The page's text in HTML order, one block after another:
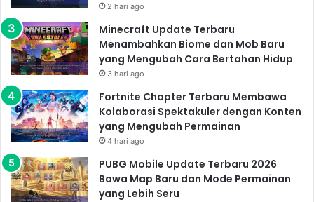
2 hari ago
Minecraft Update Terbaru
Menambahkan Biome dan Mob Baru
yang Mengubah Cara Bertahan Hidup
3 hari ago
Fortnite Chapter Terbaru Membawa
Kolaborasi Spektakuler dengan Konten
yang Mengubah Permainan
4 hari ago
PUBG Mobile Update Terbaru 2026
Bawa Map Baru dan Mode Permainan
yang Lebih Seru